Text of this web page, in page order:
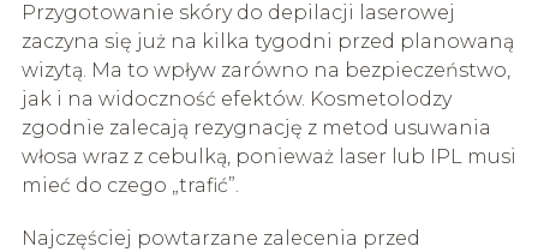
Przygotowanie skóry do depilacji laserowej
zaczyna się już na kilka tygodni przed planowaną
wizytą. Ma to wpływ zarówno na bezpieczeństwo,
jak i na widoczność efektów. Kosmetolodzy
zgodnie zalecają rezygnację z metod usuwania
włosa wraz z cebulką, ponieważ laser lub IPL musi
mieć do czego „trafić”.
Najczęściej powtarzane zalecenia przed